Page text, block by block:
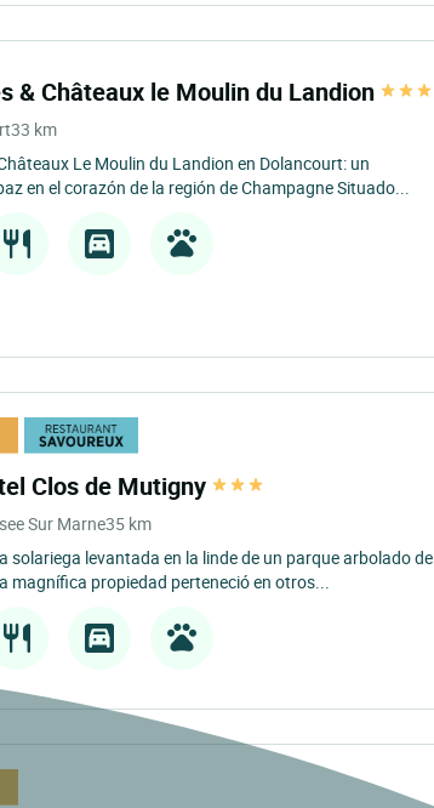
& Châteaux le Moulin du Landion
33 km
Le Moulin du Landion en Dolancourt: un
en el corazón de la región de Champagne Situado...
Clos de Mutigny
Sur Marne35 km
solariega levantada en la linde de un parque arbolado de
magnífica propiedad perteneció en otros...